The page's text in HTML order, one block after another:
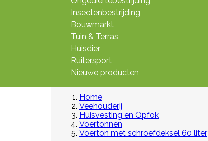
Insectenbestrijding
Bouwmarkt
Tuin & Terras
Huisdier
Ruitersport
Nieuwe producten
Home
Veehouderij
Huisvesting en Opfok
Voertonnen
Voerton met schroefdeksel 60 liter